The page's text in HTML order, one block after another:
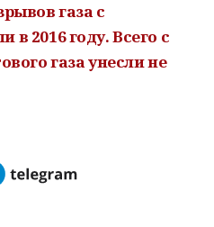
газа с
в 2016году.Всего с
газа унесли не